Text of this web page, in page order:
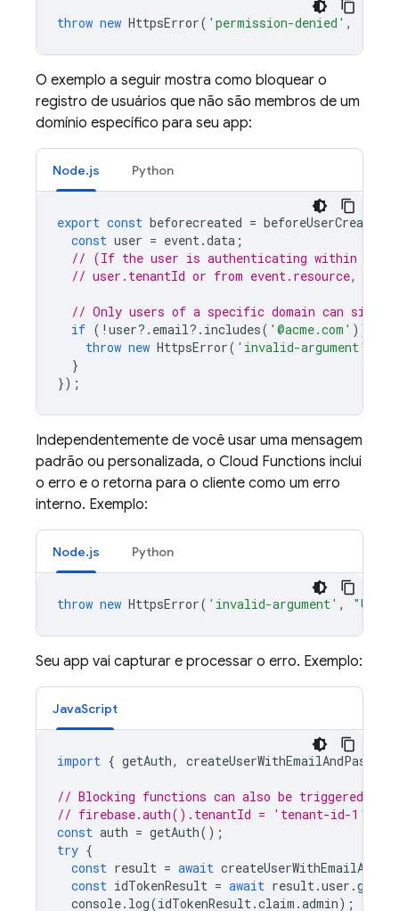
throw new HttpsError( 'permission-denied' ,
O exemplo a seguir mostra como bloquear o
registro de usuários que não são membros de um
domínio específico para seu app:
Node.js Python
export const beforecreated = beforeUserCreated
const user = event.data ;
// (If the user is authenticating within a
// user.tenantId or from event.resource,
// Only users of a specific domain can sign
if ( ! user? . email? . includes( '@acme.com' ))
throw new HttpsError( 'invalid-argument'
}
});
Independentemente de você usar uma mensagem
padrão ou personalizada, o Cloud Functions inclui
o erro e o retorna para o cliente como um erro
interno. Exemplo:
Node.js Python
throw new HttpsError( 'invalid-argument' ,
Seu app vai capturar e processar o erro. Exemplo:
JavaScript
import { getAuth,
// Blocking functions can also be triggered in
// firebase.auth().tenantId = 'tenant-id-1';
const auth = getAuth();
try {
const result = await
const idTokenResult = await result.user .
console. log(idTokenResult.claim .admin);